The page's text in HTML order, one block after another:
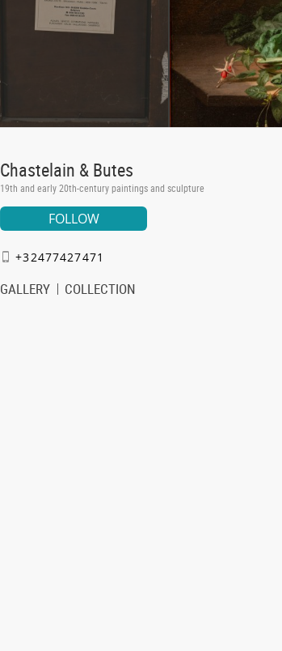
Chastelain & Butes
19th and early 20th-century paintings and sculpture
FOLLOW
+32477427471
GALLERY COLLECTION